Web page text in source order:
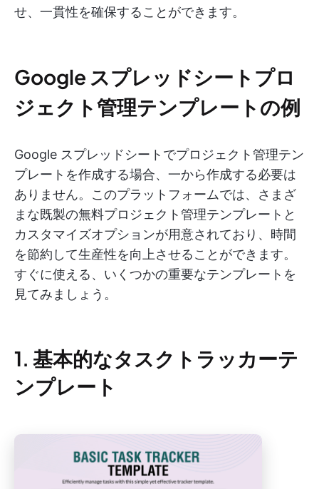
せ、一貫性を確保することができます。
Google スプレッドシートプロ
ジェクト管理テンプレートの例
Google スプレッドシートでプロジェクト管理テン
プレートを作成する場合、一から作成する必要は
ありません。このプラットフォームでは、さまざ
まな既製の無料プロジェクト管理テンプレートと
カスタマイズオプションが用意されており、時間
を節約して生産性を向上させることができます。
すぐに使える、いくつかの重要なテンプレートを
見てみましょう。
1. 基本的なタスクトラッカーテ
ンプレート